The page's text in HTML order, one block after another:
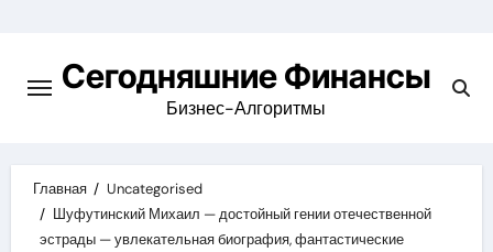
содержимомуСегодняшние Финансы
Бизнес-Алгоритмы
Главная
Uncategorised
Шуфутинский Михаил — достойный гении отечественной
эстрады — увлекательная биография, фантастические